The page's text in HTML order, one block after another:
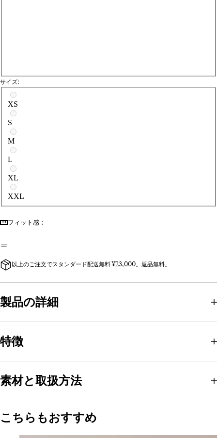
サイズ:
サイズを選択
XS
S
M
L
XL
XXL
フィット感：
以上のご注文でスタンダード配送無料 ¥23,000。返品無料。
製品の詳細
特徴
素材と取扱方法
こちらもおすすめ